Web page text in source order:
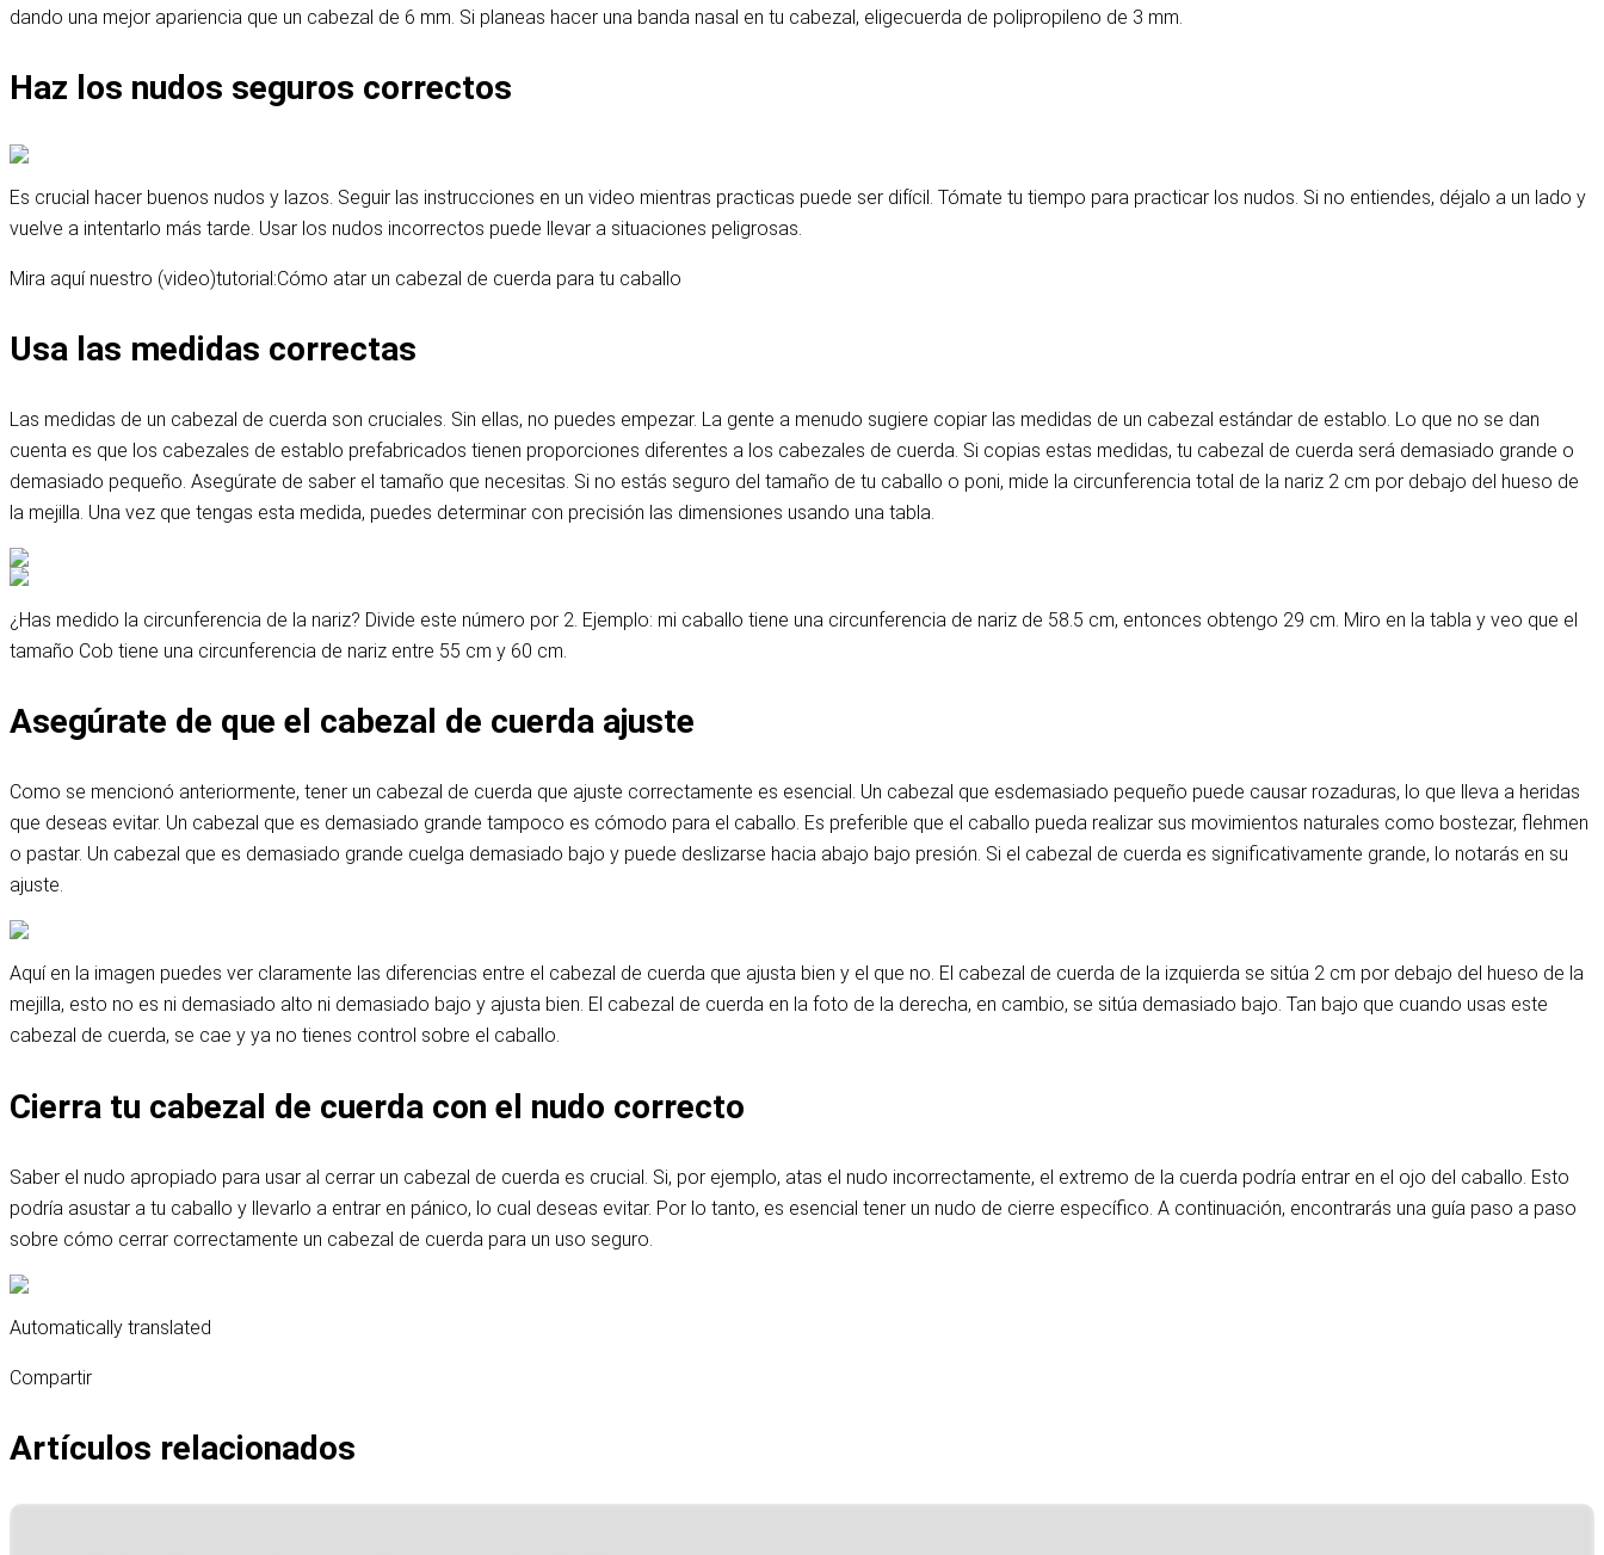
dando una mejor apariencia que un cabezal de 6 mm. Si planeas hacer una banda nasal en tu cabezal, eligecuerda de polipropileno de 3 mm.
Haz los nudos seguros correctos
Es crucial hacer buenos nudos y lazos. Seguir las instrucciones en un video mientras practicas puede ser difícil. Tómate tu tiempo para practicar los nudos. Si no entiendes, déjalo a un lado y
vuelve a intentarlo más tarde. Usar los nudos incorrectos puede llevar a situaciones peligrosas.
Mira aquí nuestro (video)tutorial:Cómo atar un cabezal de cuerda para tu caballo
Usa las medidas correctas
Las medidas de un cabezal de cuerda son cruciales. Sin ellas, no puedes empezar. La gente a menudo sugiere copiar las medidas de un cabezal estándar de establo. Lo que no se dan
cuenta es que los cabezales de establo prefabricados tienen proporciones diferentes a los cabezales de cuerda. Si copias estas medidas, tu cabezal de cuerda será demasiado grande o
demasiado pequeño. Asegúrate de saber el tamaño que necesitas. Si no estás seguro del tamaño de tu caballo o poni, mide la circunferencia total de la nariz 2 cm por debajo del hueso de
la mejilla. Una vez que tengas esta medida, puedes determinar con precisión las dimensiones usando una tabla.
¿Has medido la circunferencia de la nariz? Divide este número por 2. Ejemplo: mi caballo tiene una circunferencia de nariz de 58.5 cm, entonces obtengo 29 cm. Miro en la tabla y veo que el
tamaño Cob tiene una circunferencia de nariz entre 55 cm y 60 cm.
Asegúrate de que el cabezal de cuerda ajuste
Como se mencionó anteriormente, tener un cabezal de cuerda que ajuste correctamente es esencial. Un cabezal que esdemasiado pequeño puede causar rozaduras, lo que lleva a heridas
que deseas evitar. Un cabezal que es demasiado grande tampoco es cómodo para el caballo. Es preferible que el caballo pueda realizar sus movimientos naturales como bostezar, flehmen
o pastar. Un cabezal que es demasiado grande cuelga demasiado bajo y puede deslizarse hacia abajo bajo presión. Si el cabezal de cuerda es significativamente grande, lo notarás en su
ajuste.
Aquí en la imagen puedes ver claramente las diferencias entre el cabezal de cuerda que ajusta bien y el que no. El cabezal de cuerda de la izquierda se sitúa 2 cm por debajo del hueso de la
mejilla, esto no es ni demasiado alto ni demasiado bajo y ajusta bien. El cabezal de cuerda en la foto de la derecha, en cambio, se sitúa demasiado bajo. Tan bajo que cuando usas este
cabezal de cuerda, se cae y ya no tienes control sobre el caballo.
Cierra tu cabezal de cuerda con el nudo correcto
Saber el nudo apropiado para usar al cerrar un cabezal de cuerda es crucial. Si, por ejemplo, atas el nudo incorrectamente, el extremo de la cuerda podría entrar en el ojo del caballo. Esto
podría asustar a tu caballo y llevarlo a entrar en pánico, lo cual deseas evitar. Por lo tanto, es esencial tener un nudo de cierre específico. A continuación, encontrarás una guía paso a paso
sobre cómo cerrar correctamente un cabezal de cuerda para un uso seguro.
Automatically translated
Compartir
Artículos relacionados